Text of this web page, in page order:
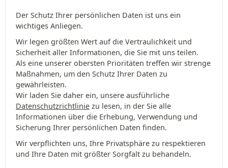
Der Schutz Ihrer persönlichen Daten ist uns ein
wichtiges Anliegen.
Wir legen größten Wert auf die Vertraulichkeit und
Sicherheit aller Informationen, die Sie mit uns teilen.
Als eine unserer obersten Prioritäten treffen wir strenge
Maßnahmen, um den Schutz Ihrer Daten zu
gewährleisten.
Wir laden Sie daher ein, unsere ausführliche
Datenschutzrichtlinie zu lesen, in der Sie alle
Informationen über die Erhebung, Verwendung und
Sicherung Ihrer persönlichen Daten finden.
Wir verpflichten uns, Ihre Privatsphäre zu respektieren
und Ihre Daten mit größter Sorgfalt zu behandeln.